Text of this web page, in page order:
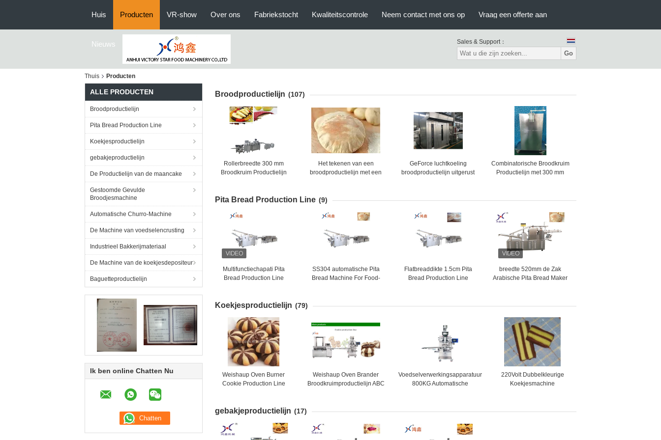
Huis Producten VR-show Over ons Fabriekstocht Kwaliteitscontrole Neem contact met ons op Vraag een offerte aan
Nieuws Sales & Support：
Go
Thuis Producten
ALLE PRODUCTEN
Broodproductielijn
Pita Bread Production Line
Koekjesproductielijn
gebakjeproductielijn
De Productielijn van de maancake
Gestoomde Gevulde
Broodjesmachine
Automatische Churro-Machine
De Machine van voedselencrusting
Industrieel Bakkerijmateriaal
De Machine van de koekjesdepositeur
Baguetteproductielijn
Ik ben online Chatten Nu
Broodproductielijn (107)
Rollerbreedte 300 mm
Broodkruim Productielijn
Toastbroodkruim
Het tekenen van een
broodproductielijn met een
graden Celsius
GeForce luchtkoeling
broodproductielijn uitgerust
broodproductie garandeert
Combinatorische Broodkruim
Productielijn met 300 mm
Kruimuniformiteit
Pita Bread Production Line (9)
Multifunctiechapati Pita
Bread Production Line
SS304 automatische Pita
Bread Machine For Food-
Flatbreaddikte 1.5cm Pita
Bread Production Line
breedte 520mm de Zak
Arabische Pita Bread Maker
Koekjesproductielijn (79)
Weishaup Oven Burner
Cookie Production Line
304 roestvrij staal materialen
Weishaup Oven Brander
Broodkruimproductielijn ABC
voor Consistente Productie
Voedselverwerkingsapparatuur
800KG Automatische
Ontworpen voor
220Volt Dubbelkleurige
Koekjesmachine
Productie van Kleurrijke
gebakjeproductielijn (17)